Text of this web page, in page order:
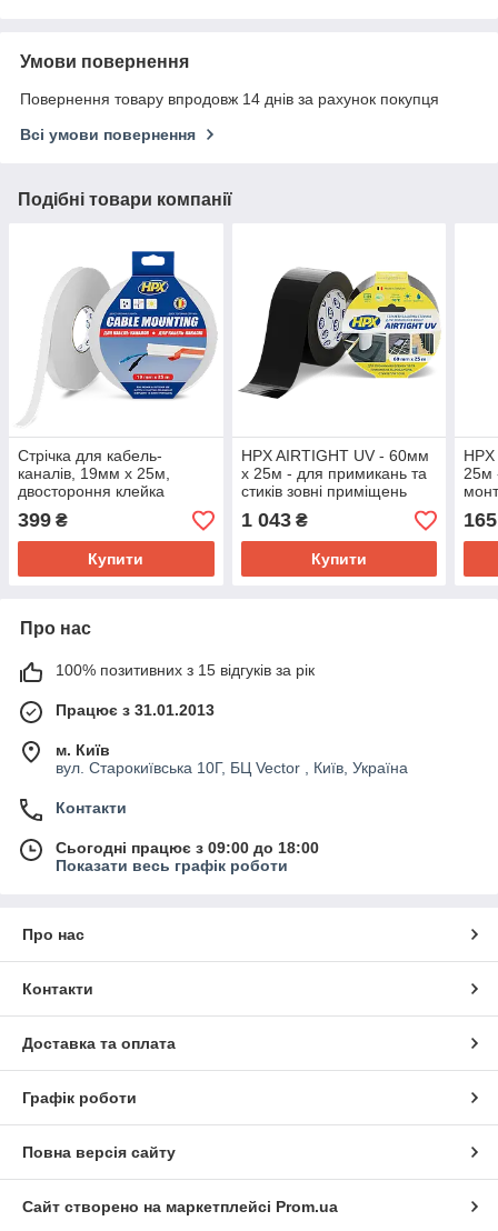
Умови повернення
Повернення товару впродовж 14 днів за рахунок покупця
Всі умови повернення
Подібні товари компанії
Стрічка для кабель-
каналів, 19мм х 25м,
двостороння клейка
стрічка HPX
399 ₴
Купити
HPX AIRTIGHT UV - 60мм
х 25м - для примикань та
стиків зовні приміщень
1 043₴
Купити
25м
Про нас
100% позитивних з 15 відгуків за рік
Працює з 31.01.2013
м. Київ
вул. Старокиївська 10Г, БЦ Vector , Київ, Україна
Контакти
Сьогодні працює з 09:00 до 18:00
Показати весь графік роботи
Про нас
Контакти
Доставка та оплата
Графік роботи
Повна версія сайту
Сайт створено на маркетплейсі Prom.ua